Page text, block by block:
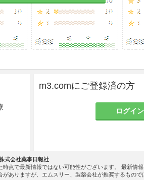
m3.comにご登録済の方
ログイン
式会社薬事日報社
点で最新情報ではない可能性がございます。 最新情
ありますが、エムスリー、製薬会社が推奨するもので